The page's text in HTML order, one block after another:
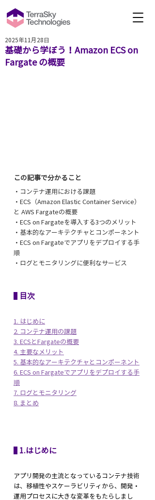
基礎から学ぼう！Amazon ECS on
Fargate の概要
2025年11月28日
この記事で分かること
・コンテナ運用における課題
・ECS（Amazon Elastic Container Service）
と AWS Fargateの概要
・ECS on Fargateを導入する3つのメリット
・基本的なアーキテクチャとコンポーネント
・ECS on Fargateでアプリをデプロイする手
順
・ログとモニタリングに便利なサービス
目次
1. はじめに
2. コンテナ運用の課題
3. ECSとFargateの概要
4. 主要なメリット
5. 基本的なアーキテクチャとコンポーネント
6. ECS on Fargateでアプリをデプロイする手
順
7. ログとモニタリング
8. まとめ
1.はじめに
アプリ開発の主流となっているコンテナ技術
は、移植性やスケーラビリティから、開発・
運用プロセスに大きな変革をもたらしまし